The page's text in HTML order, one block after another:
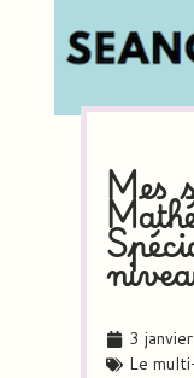
Mes
3
Le